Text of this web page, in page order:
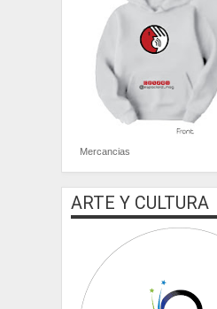
Mercancias
ARTE Y CULTURA